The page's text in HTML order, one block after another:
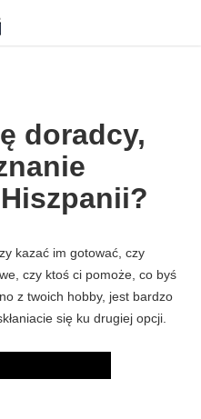
doradcy,
kazać im gotować, czy
czy ktoś ci pomoże, co byś
z twoich hobby, jest bardzo
się ku drugiej opcji.